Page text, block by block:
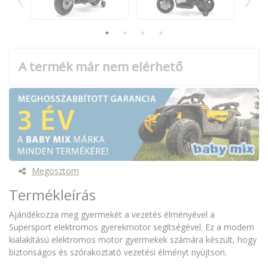
A termék már nem elérhető
Megosztom
Termékleírás
Ajándékozza meg gyermekét a vezetés élményével a
Supersport elektromos gyerekmotor segítségével. Ez a modern
kialakítású elektromos motor gyermekek számára készült, hogy
biztonságos és szórakoztató vezetési élményt nyújtson.